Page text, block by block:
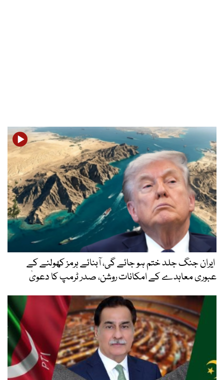
ایران جنگ جلد ختم ہو جائے گی، آبنائے ہرمز کھولنے کے
عبوری معاہدے کے امکانات روشن، صدر ٹرمپ کا دعویٰ